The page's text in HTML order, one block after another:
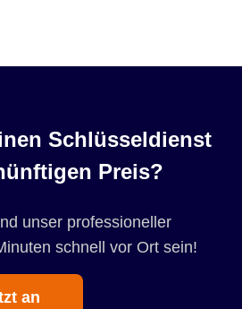
Schlüsseldienst
Preis?
unser professioneller
schnell vor Ort sein!
an